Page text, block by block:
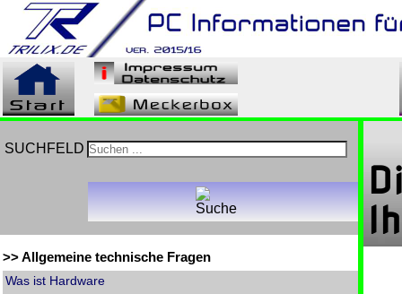
SUCHFELD
>> Allgemeine technische Fragen
Was ist Hardware